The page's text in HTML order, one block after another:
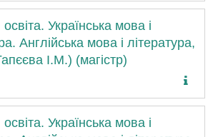
Українська мова і
Англійська мова і література,
І.М.) (магістр)
Українська мова і